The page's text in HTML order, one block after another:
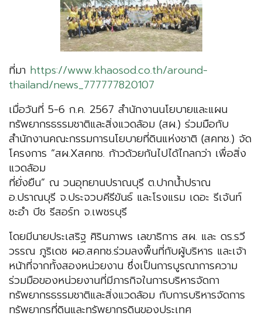
ที่มา https://www.khaosod.co.th/around-
thailand/news_777777820107
เมื่อวันที่ 5-6 ก.ค. 2567 สำนักงานนโยบายและแผน
ทรัพยากรธรรมชาติและสิ่งแวดล้อม (สผ.) ร่วมมือกับ
สำนักงานคณะกรรมการนโยบายที่ดินแห่งชาติ (สคทช.) จัด
โครงการ “สผ.Xสคทช. ก้าวด้วยกันไปได้ไกลกว่า เพื่อสิ่ง
แวดล้อม
ที่ยั่งยืน” ณ วนอุทยานปราณบุรี ต.ปากน้ำปราณ
อ.ปราณบุรี จ.ประจวบคีรีขันธ์ และโรงแรม เดอะ รีเจ้นท์
ชะอำ บีช รีสอร์ท จ.เพชรบุรี
โดยมีนายประเสริฐ ศิรินภาพร เลขาธิการ สผ. และ ดร.รวี
วรรณ ภูริเดช ผอ.สคทช.ร่วมลงพื้นที่กับผู้บริหาร และเจ้า
หน้าที่จากทั้งสองหน่วยงาน ซึ่งเป็นการบูรณาการความ
ร่วมมือของหน่วยงานที่มีภารกิจในการบริหารจัดกา
ทรัพยากรธรรมชาติและสิ่งแวดล้อม กับการบริหารจัดการ
ทรัพยากรที่ดินและทรัพยากรดินของประเทศ